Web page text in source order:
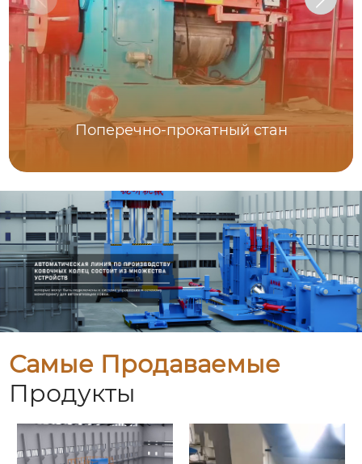
Поперечно-прокатный стан
Самые Продаваемые
Продукты